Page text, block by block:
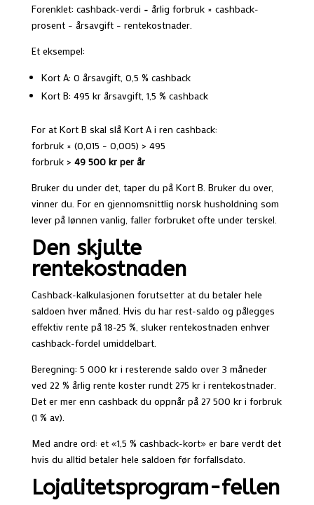
Forenklet: cashback-verdi = årlig forbruk × cashback-
prosent − årsavgift − rentekostnader.
Et eksempel:
Kort A: 0 årsavgift, 0,5 % cashback
Kort B: 495 kr årsavgift, 1,5 % cashback
For at Kort B skal slå Kort A i ren cashback:
forbruk × (0,015 − 0,005) > 495
forbruk > 49 500 kr per år
Bruker du under det, taper du på Kort B. Bruker du over,
vinner du. For en gjennomsnittlig norsk husholdning som
lever på lønnen vanlig, faller forbruket ofte under terskel.
Den skjulte
rentekostnaden
Cashback-kalkulasjonen forutsetter at du betaler hele
saldoen hver måned. Hvis du har rest-saldo og pålegges
effektiv rente på 18-25 %, sluker rentekostnaden enhver
cashback-fordel umiddelbart.
Beregning: 5 000 kr i resterende saldo over 3 måneder
ved 22 % årlig rente koster rundt 275 kr i rentekostnader.
Det er mer enn cashback du oppnår på 27 500 kr i forbruk
(1 % av).
Med andre ord: et «1,5 % cashback-kort» er bare verdt det
hvis du alltid betaler hele saldoen før forfallsdato.
Lojalitetsprogram-fellen